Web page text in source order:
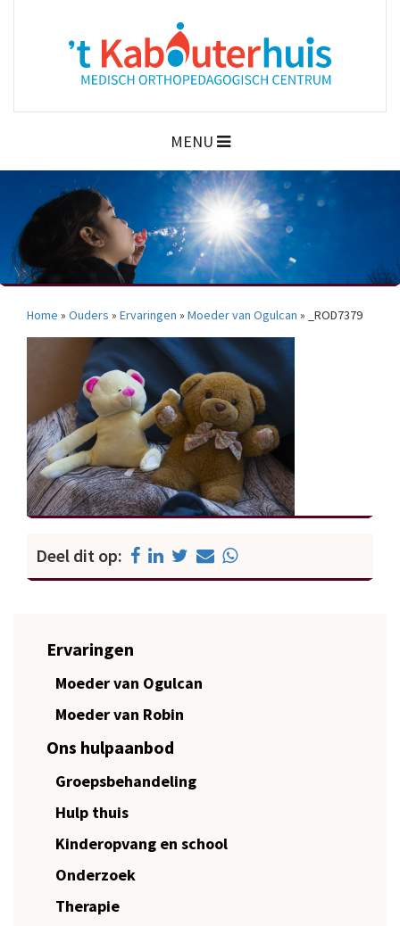
MENU
Home » Ouders » Ervaringen » Moeder van Ogulcan » _ROD7379
Deel dit op:
Ervaringen
Moeder van Ogulcan
Moeder van Robin
Ons hulpaanbod
Groepsbehandeling
Hulp thuis
Kinderopvang en school
Onderzoek
Therapie